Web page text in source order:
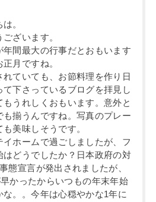
。
ざいます。
間最大の行事だとおもいます
月ですね。
ていても、お節料理を作り日
下さっているブログを拝見し
うれしくおもいます。意外と
揃うんですね。写真のプレー
美味しそうです。
ホームで過ごしましたが、フ
はどうでしたか？日本政府の対
態宣言が発出されましたが、
かったからいつもの年末年始
。。今年は心穏やかな1年に